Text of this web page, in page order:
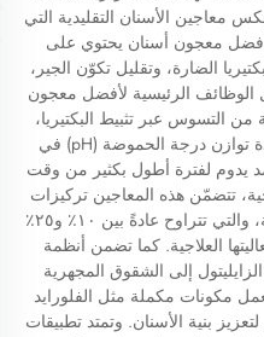
معاجين الأسنان التقليدية التي
معجون أسنان يحتوي على
الضارة، وتقليل تكوّن الجير،
الوظائف الرئيسية لأفضل معجون
من التسوس عبر تثبيط البكتيريا،
وإعادة تمعدن مينا الأسنان، واستعادة توازن درجة الحموضة (pH) في
يدوم لفترة أطول بكثير من وقت
تتضمّن هذه المعاجين تركيزات
عالية من الزايليتول الصيدلاني الدرجة، والتي تتراوح عادةً بين ١٠٪ و٢٥٪
العلاجية. كما تضمن أنظمة
إلى الشقوق المجهرية
تعمل مكونات مكملة مثل الفلورايد
بنية الأسنان. وتمتد تطبيقات